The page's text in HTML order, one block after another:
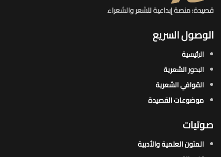
قصيدة: منصة إبداعية للشعر والشعراء
الوصول السريع
الرئيسية
البحور الشعرية​
القوافي الشعرية​
موضوعات القصيدة​
صوتيات
المتون العلمية والأدبية